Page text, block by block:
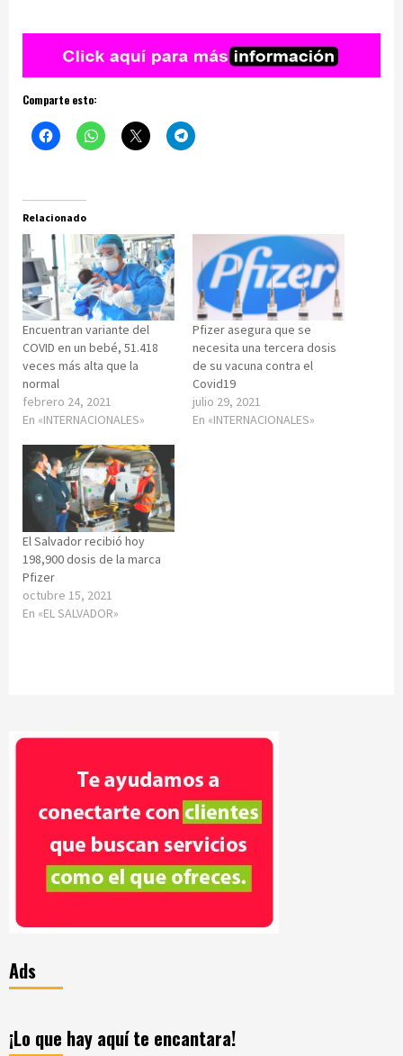
Comparte esto:
Relacionado
Encuentran variante del
COVID en un bebé, 51.418
veces más alta que la
normal
febrero 24, 2021
En «INTERNACIONALES»
Pfizer asegura que se
necesita una tercera dosis
de su vacuna contra el
Covid19
julio 29, 2021
En «INTERNACIONALES»
El Salvador recibió hoy
198,900 dosis de la marca
Pfizer
octubre 15, 2021
En «EL SALVADOR»
Ads
¡Lo que hay aquí te encantara!